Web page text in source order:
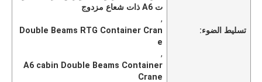
تسليط الضوء:
ت A6 ذات شعاع مزدوج
,
Double Beams RTG Container Cran
e
,
A6 cabin Double Beams Container
Crane